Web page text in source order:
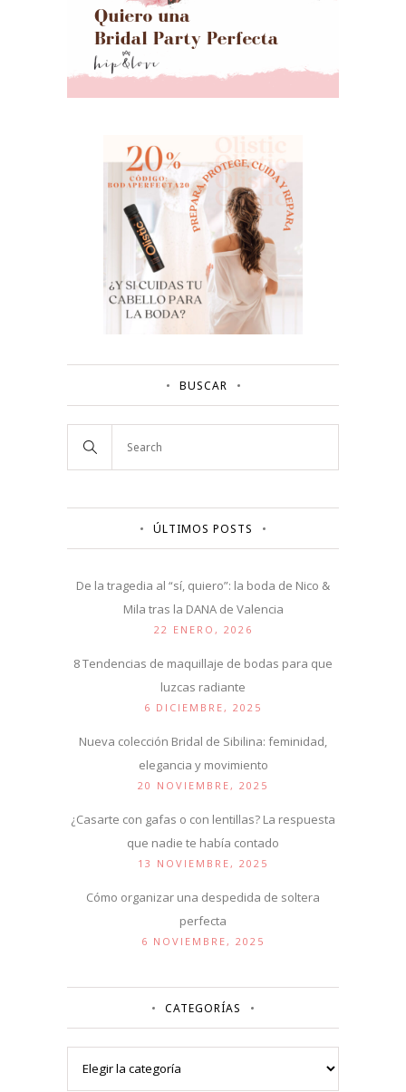
BUSCAR
ÚLTIMOS POSTS
De la tragedia al “sí, quiero”: la boda de Nico &
Mila tras la DANA de Valencia
22 ENERO, 2026
8 Tendencias de maquillaje de bodas para que
luzcas radiante
6 DICIEMBRE, 2025
Nueva colección Bridal de Sibilina: feminidad,
elegancia y movimiento
20 NOVIEMBRE, 2025
¿Casarte con gafas o con lentillas? La respuesta
que nadie te había contado
13 NOVIEMBRE, 2025
Cómo organizar una despedida de soltera
perfecta
6 NOVIEMBRE, 2025
CATEGORÍAS